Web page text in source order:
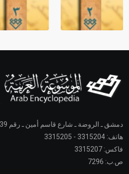
دمشق ـ الروضة ـ شارع قاسم أمين ـ رقم 39
هاتف: 3315204 - 3315205
فاكس: 3315207
ص.ب: 7296